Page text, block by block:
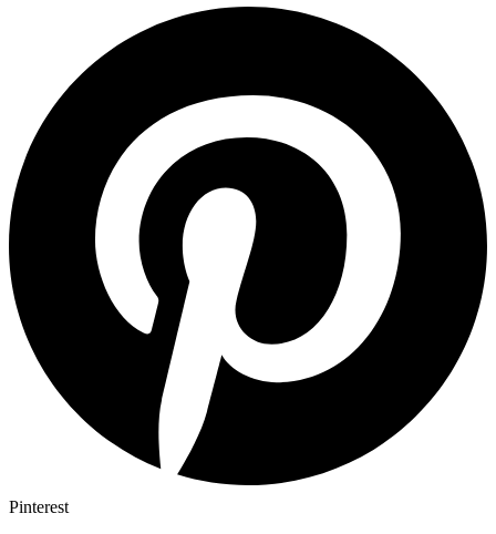
Pinterest